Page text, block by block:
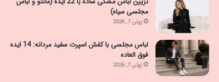
مجلسی سیاه)
ژوئن 7, 2026
لباس مجلسی با کفش اسپرت سفید مردانه: 14 ایده
فوق العاده
ژوئن 7, 2026